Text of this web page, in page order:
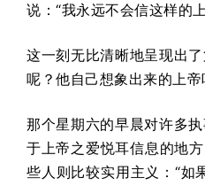
说：“我永远不会信这样的
这一刻无比清晰地呈现出
呢？他自己想象出来的上帝
那个星期六的早晨对许多
于上帝之爱悦耳信息的地
些人则比较实用主义：“如